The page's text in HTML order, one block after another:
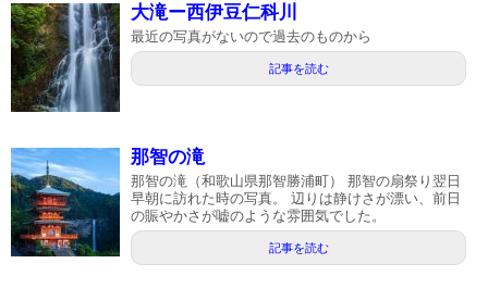
大滝ー西伊豆仁科川
最近の写真がないので過去のものから
記事を読む
那智の滝
那智の滝（和歌山県那智勝浦町） 那智の扇祭り翌日
早朝に訪れた時の写真。 辺りは静けさが漂い、前日
の賑やかさが嘘のような雰囲気でした。
記事を読む